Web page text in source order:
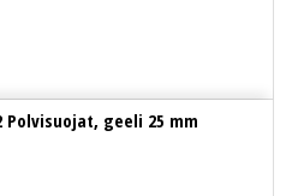
Polvisuojat, geeli 25 mm